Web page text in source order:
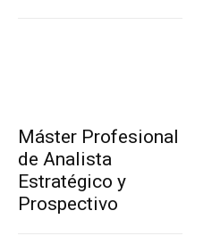
Máster Profesional
de Analista
Estratégico y
Prospectivo